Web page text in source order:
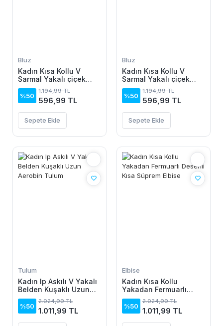
Bluz
Kadın Kısa Kollu V
Sarmal Yakalı çiçek
Desenli Süprem Bluz
%50
1.194,99 TL
596,99 TL
Sepete Ekle
Bluz
Kadın Kısa Kollu V
Sarmal Yakalı çiçek
Desenli Süprem Bluz
%50
1.194,99 TL
596,99 TL
Sepete Ekle
Tulum
Kadın Ip Askılı V Yakalı
Belden Kuşaklı Uzun
Aerobin Tulum
%50
2.024,99 TL
1.011,99 TL
Elbise
Kadın Kısa Kollu
Yakadan Fermuarlı
Desenli Kısa Süprem
Elbise
%50
2.024,99 TL
1.011,99 TL